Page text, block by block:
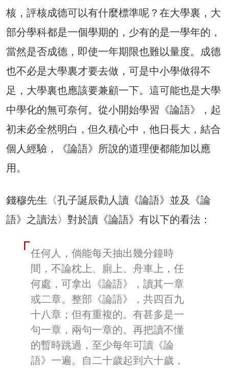
核，評核成德可以有什麼標準呢？在大學裏，大
部分學科都是一個學期的，少有的是一學年的，
當然是否成德，即使一年期限也難以量度。成德
也不必是大學裏才要去做，可是中小學做得不
足，大學裏也應該要兼顧一下。這可能也是大學
中學化的無可奈何。從小開始學習《論語》，起
初未必全然明白，但久積心中，他日長大，結合
個人經驗，《論語》所說的道理便都能加以應
用。
錢穆先生〈孔子誕辰勸人讀《論語》並及《論
語》之讀法〉對於讀《論語》有以下的看法：
任何人，倘能每天抽出幾分鐘時
間，不論枕上、廁上、舟車上，任
何處，可拿出《論語》，讀其一章
或二章。整部《論語》，共四百九
十八章；但有重複的。有甚多是一
句一章，兩句一章的。再把讀不懂
的暫時跳過，至少每年可讀《論
語》一遍。自二十歲起到六十歲，